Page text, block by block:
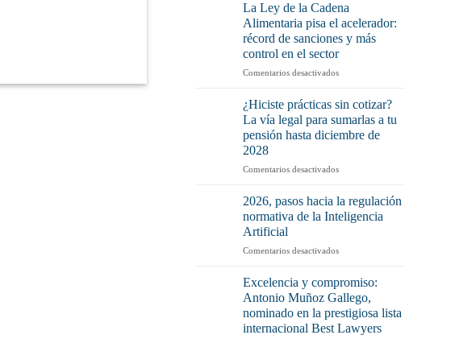
¿Por
qué
preocuparte
mucho)
no
tenerlo
o
aplicarlo
La Ley de la Cadena
Alimentaria pisa el acelerador:
récord de sanciones y más
control en el sector
Comentarios desactivadosen
Ley
la
Cadena
pisa
acelerador:
récord
de
y
control
el
sector
¿Hiciste prácticas sin cotizar?
La vía legal para sumarlas a tu
pensión hasta diciembre de
2028
Comentarios desactivadosen
prácticas
cotizar?
vía
sumarlas
a
tu
pensión
2026, pasos hacia la regulación
normativa de la Inteligencia
Artificial
Comentarios desactivadosen
la
regulación
normativa
Excelencia y compromiso:
Antonio Muñoz Gallego,
nominado en la prestigiosa lista
internacional Best Lawyers